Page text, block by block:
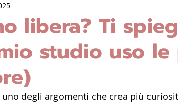
libera? Ti
studio uso le
degli argomenti che crea più